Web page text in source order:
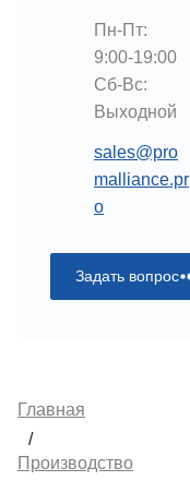
Пн-Пт:
9:00-19:00
Cб-Вс:
Выходной
sales@pro
malliance.pr
o
Задать вопрос
Главная
/
Производство